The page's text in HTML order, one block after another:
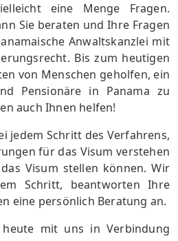
eine Menge Fragen.
Sie beraten und Ihre Fragen
Anwaltskanzlei mit
Bis zum heutigen
von Menschen geholfen, ein
Pensionäre in Panama zu
auch Ihnen helfen!
jedem Schritt des Verfahrens,
für das Visum verstehen
Visum stellen können. Wir
Schritt, beantworten Ihre
eine persönlich Beratung an.
mit uns in Verbindung